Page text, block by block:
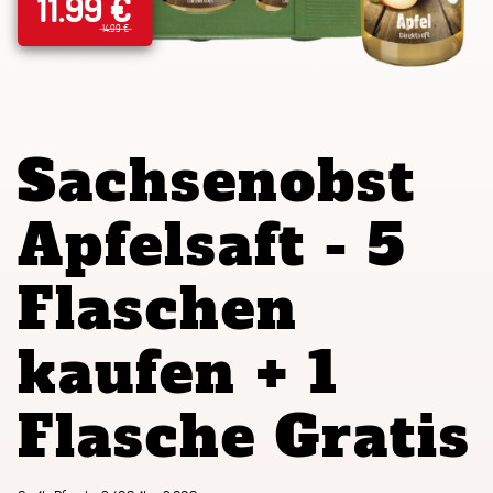
Sachsenobst
Apfelsaft - 5
Flaschen
kaufen + 1
Flasche Gratis
14.99 €